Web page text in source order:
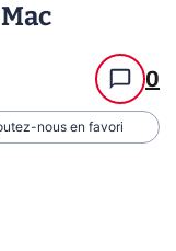
0
nous en favori